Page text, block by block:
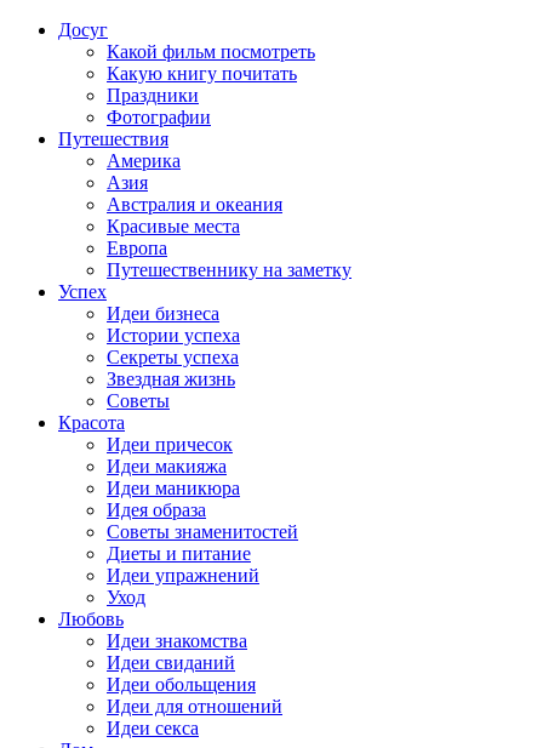
Досуг
Какой фильм посмотреть
Какую книгу почитать
Праздники
Фотографии
Путешествия
Америка
Азия
Австралия и океания
Красивые места
Европа
Путешественнику на заметку
Успех
Идеи бизнеса
Истории успеха
Секреты успеха
Звездная жизнь
Советы
Красота
Идеи причесок
Идеи макияжа
Идеи маникюра
Идея образа
Советы знаменитостей
Диеты и питание
Идеи упражнений
Уход
Любовь
Идеи знакомства
Идеи свиданий
Идеи обольщения
Идеи для отношений
Идеи секса